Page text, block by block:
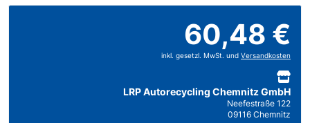
60,48 €
inkl. gesetzl. MwSt. und Versandkosten
LRP Autorecycling Chemnitz GmbH
Neefestraße 122
09116 Chemnitz